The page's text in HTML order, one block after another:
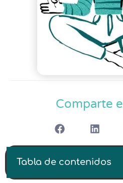
Comparte
Tabla de contenidos